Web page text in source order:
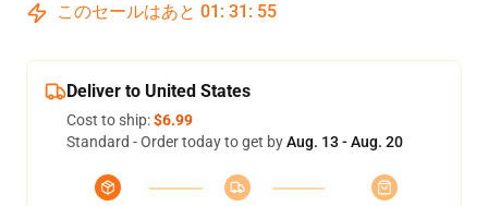
このセールはあと 01 : 31 : 54
Deliver to United States
Cost to ship:$6.99
Standard - Order today to get byAug. 13 - Aug. 20